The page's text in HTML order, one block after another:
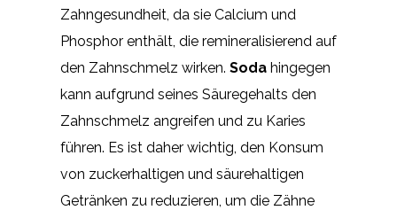
Zahngesundheit, da sie Calcium und
Phosphor enthält, die remineralisierend auf
den Zahnschmelz wirken. Soda hingegen
kann aufgrund seines Säuregehalts den
Zahnschmelz angreifen und zu Karies
führen. Es ist daher wichtig, den Konsum
von zuckerhaltigen und säurehaltigen
Getränken zu reduzieren, um die Zähne